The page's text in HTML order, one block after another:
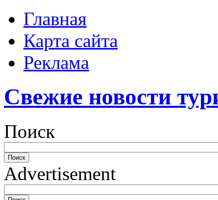
Главная
Карта сайта
Реклама
Свежие новости
Поиск
Advertisement